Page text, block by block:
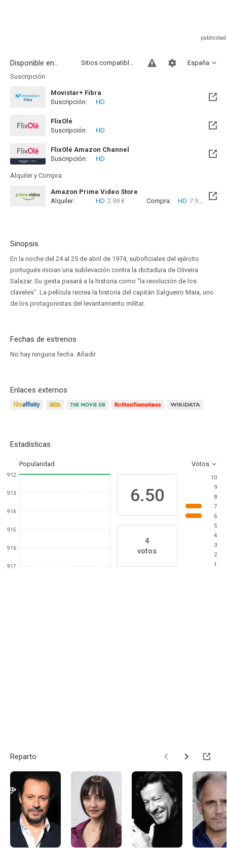
Disponible en... España
Sitios compatibles
Suscripción
Movistar+ Fibra
Disponible hasta el Vie, 01 Ene 2100 (Quedan 73 años)
Suscripción: HD
FlixOlé
Suscripción:
HD
FlixOlé Amazon Channel
Suscripción:
HD
Alquiler y Compra
Amazon Prime Video Store
Alquiler:
HD 2.99 € Compra: HD 7.99 €
Sinopsis
En la noche del 24 al 25 de abril de 1974, suboficiales del ejército
portugués inician una sublevación contra la dictadura de Oliveira
Salazar. Su gesta pasará a la historia como "la revolución de los
claveles". La película recrea la historia del capitán Salgueiro Maia, uno
de los protagonistas del levantamiento militar.
Fechas de estrenos
No hay ninguna fecha. Añadir
Enlaces externos
Estadísticas
Popularidad Votos
912
913
914
915
916
917
6.50
4
votos
10
9
8
7
6
5
4
3
2
1
Reparto